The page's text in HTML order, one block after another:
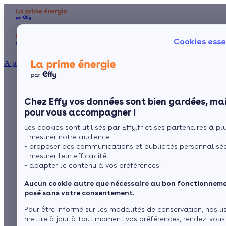
Cookies
Chez Effy vos données sont bien gardées,
pour vous accompagner !
Les cookies sont utilisés par Effy.fr et ses partenaires à
- mesurer notre audience
- proposer des communications et publicités
- mesurer leur efficacité
- adapter le contenu à vos préférences.
Aucun cookie autre que nécessaire au bon
posé sans votre consentement.
Pour être informé sur les modalités de conservation, nos
mettre à jour à tout moment vos préférences, rendez-
À propos
Le concept
Comment l'obtenir ?
Chauffage
Poêle à
Chauffage au bois
interdit : le vrai du
faux
Sommaire
Le chauffage au bois sera interdit en 2027 : faux